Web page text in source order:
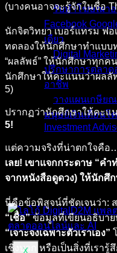
รับทำโฆษณาอ
Facebook
เดียว
Digital
ปรึกษาการตลา
อาชีพ
วางแผนเกษีย
มนุษย์เงินเดือนโ
Investment
ผลงานที่ผ่านมา
บทความ
ติดต่อผม
X
(บางคนอาจจะรู้จักในชื่อ
นักจิตวิทยา เบอร์แทรม ฟอ
ทดลองให้นักศึกษาทำแบบ
“ผลลัพธ์” ให้นักศึกษาทุกค
นักศึกษาให้คะแนนว่าผลลั
5)
ปรากฏว่านักศึกษาให้คะแ
5!
แต่ความจริงที่น่าตกใจคือ
เลย! เขาแจกกระดาษ “ค
จากหนังสือดูดวง) ให้นักศึ
นี่คือข้อพิสูจน์ที่ชัดเจนว่า:
“เชื่อ”ข้อมูลที่เขียนอธิบาย
“เจาะจงเฉพาะตัวเราเอง”
เชิงบวก หรือเป็นสิ่งที่เรารู้